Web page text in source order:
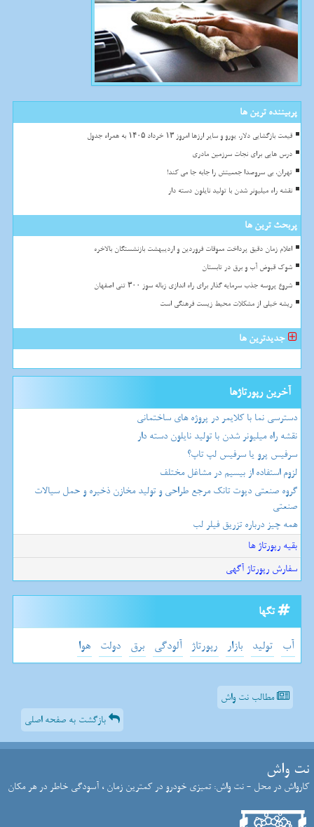
پربیننده ترین ها
قیمت بازگشایی دلار، یورو و سایر ارزها امروز ۱۳ خرداد ۱۴۰۵ به همراه جدول
درس هایی برای نجات سرزمین مادری
تهران، بی سروصدا جمعیتش را جابه جا می کند!
نقشه راه میلیونر شدن با تولید نایلون دسته دار
پربحث ترین ها
اعلام زمان دقیق پرداخت معوقات فروردین و اردیبهشت بازنشستگان بالاخره
شوک قبوض آب و برق در تابستان
شروع پروسه جذب سرمایه گذار برای راه اندازی زباله سوز ۳۰۰ تنی اصفهان
ریشه خیلی از مشکلات محیط زیست فرهنگی است
جدیدترین ها
آخرین رپورتاژها
دسترسی نما با کلایمر در پروژه های ساختمانی
نقشه راه میلیونر شدن با تولید نایلون دسته دار
سرفیس پرو یا سرفیس لپ تاپ؟
لزوم استفاده از بیسیم در مشاغل مختلف
گروه صنعتی دپوت تانک مرجع طراحی و تولید مخازن ذخیره و حمل سیالات
صنعتی
همه چیز درباره تزریق فیلر لب
بقیه رپورتاژ ها
سفارش رپورتاژ آگهی
تگها
آب تولید بازار رپورتاژ آلودگی برق دولت هوا
مطالب نت واش
بازگشت به صفحه اصلی
نت واش
کارواش در محل - نت واش: تمیزی خودرو در کمترین زمان ، آسودگی خاطر در هر مکان